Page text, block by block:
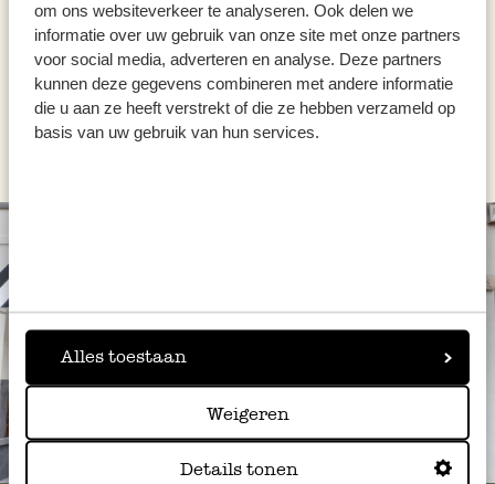
om ons websiteverkeer te analyseren. Ook delen we
informatie over uw gebruik van onze site met onze partners
voor social media, adverteren en analyse. Deze partners
kunnen deze gegevens combineren met andere informatie
die u aan ze heeft verstrekt of die ze hebben verzameld op
basis van uw gebruik van hun services.
Alles toestaan
Weigeren
Details tonen
inkl. MwSt zzgl. Versandkosten
Ausverkauft
Immer in der Nähe